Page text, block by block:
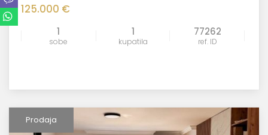
125.000 €
1
sobe
1
kupatila
77262
ref. ID
Prodaja